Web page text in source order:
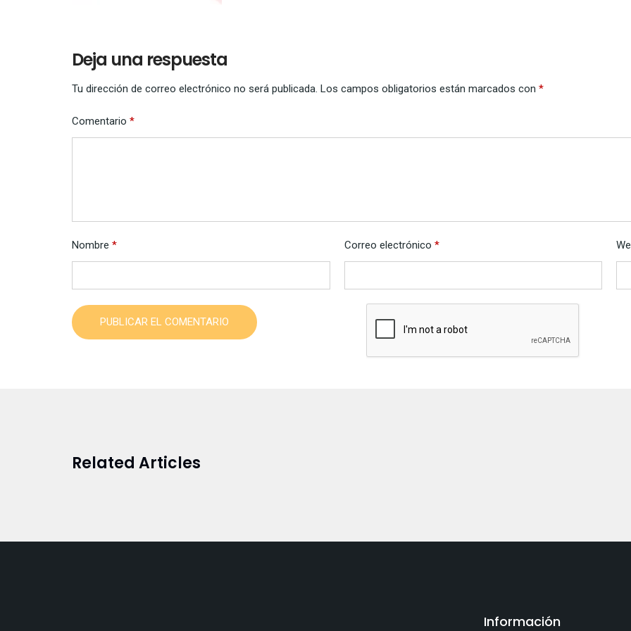
Deja una respuesta
Tu dirección de correo electrónico no será publicada. Los campos obligatorios están marcados con *
Comentario *
Nombre * Correo electrónico *
PUBLICAR EL COMENTARIO
Related Articles
Información